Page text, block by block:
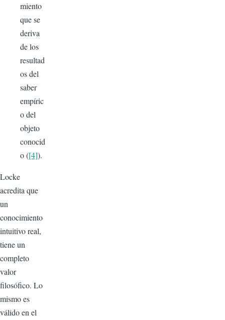
miento
que se
deriva
de los
resultad
os del
saber
empíric
o del
objeto
conocid
o ([4]).
Locke
acredita que
un
conocimiento
intuitivo real,
tiene un
completo
valor
filosófico. Lo
mismo es
válido en el